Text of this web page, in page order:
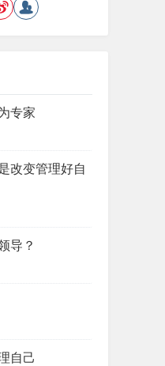
专家
改变管理好自
导？
自己